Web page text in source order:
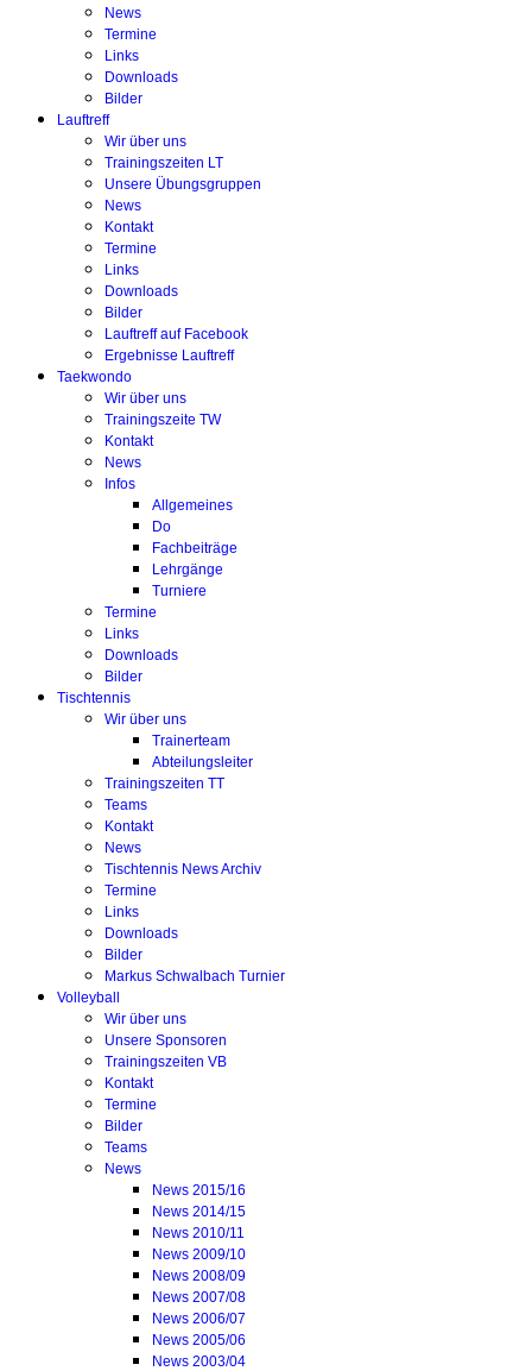
News
Termine
Links
Downloads
Bilder
Lauftreff
Wir über uns
Trainingszeiten LT
Unsere Übungsgruppen
News
Kontakt
Termine
Links
Downloads
Bilder
Lauftreff auf Facebook
Ergebnisse Lauftreff
Taekwondo
Wir über uns
Trainingszeite TW
Kontakt
News
Infos
Allgemeines
Do
Fachbeiträge
Lehrgänge
Turniere
Termine
Links
Downloads
Bilder
Tischtennis
Wir über uns
Trainerteam
Abteilungsleiter
Trainingszeiten TT
Teams
Kontakt
News
Tischtennis News Archiv
Termine
Links
Downloads
Bilder
Markus Schwalbach Turnier
Volleyball
Wir über uns
Unsere Sponsoren
Trainingszeiten VB
Kontakt
Termine
Bilder
Teams
News
News 2015/16
News 2014/15
News 2010/11
News 2009/10
News 2008/09
News 2007/08
News 2006/07
News 2005/06
News 2003/04